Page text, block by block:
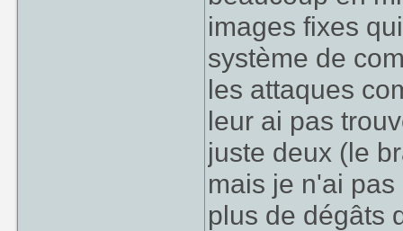
images fixes
système de
les attaques
leur ai pas
juste deux (le
mais je n'ai
plus de dégâts